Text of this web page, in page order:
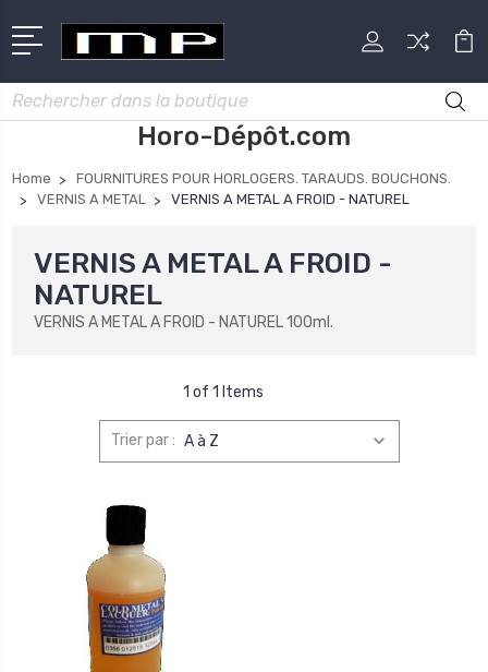
Rechercher
Horo-Dépôt.com
Home
FOURNITURES POUR HORLOGERS. TARAUDS. BOUCHONS.
VERNIS A METAL
VERNIS A METAL A FROID - NATUREL
VERNIS A METAL A FROID -
NATUREL
VERNIS A METAL A FROID - NATUREL 100ml.
1 of 1 Items
Trier par :